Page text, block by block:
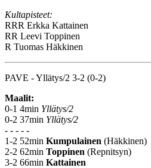
Kultapisteet:
RRR Erkka Kattainen
RR Leevi Toppinen
R Tuomas Häkkinen
PAVE - Yllätys/2 3-2 (0-2)
Maalit:
0-1 4min Yllätys/2
0-2 37min Yllätys/2
- - - - -
1-2 52min Kumpulainen (Häkkinen)
2-2 62min Toppinen (Repnitsyn)
3-2 66min Kattainen